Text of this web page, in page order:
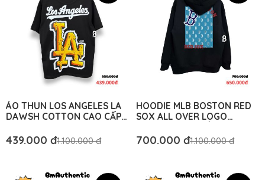
ÁO THUN LOS ANGELES LA
DAWSH COTTON CAO CẤP
AUTHENTIC
439.000 đ1.100.000 đ
HOODIE MLB BOSTON RED
SOX ALL OVER LOGO
RỘNG - BM AUTHENTIC
700.000 đ1.100.000 đ